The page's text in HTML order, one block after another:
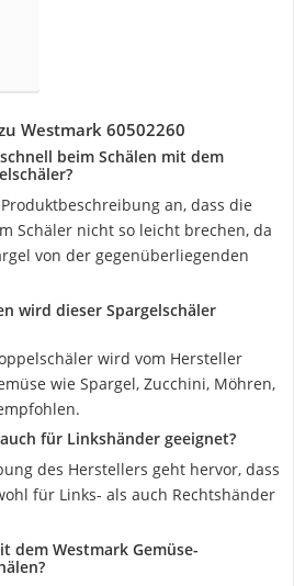
Westmark 60502260
beim Schälen mit dem
an, dass die
Schäler nicht so leicht brechen, da
von der gegenüberliegenden
wird dieser Spargelschäler
wird vom Hersteller
wie Spargel, Zucchini, Möhren,
für Linkshänder geeignet?
des Herstellers geht hervor, dass
für Links- als auch Rechtshänder
dem Westmark Gemüse-